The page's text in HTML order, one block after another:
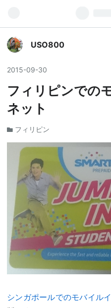
USO800
2015-09-30
フィリピンでの
ネット
フィリピン
シンガポールでのモバイル